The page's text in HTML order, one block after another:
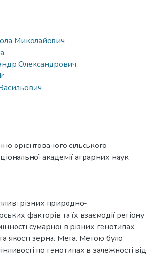
Миколайович
Олександрович
орієнтованого сільського
академії аграрних наук
різних природно-
факторів та їх взаємодії регіону
сумарної в різних генотипах
якості зерна. Мета. Метою було
по генотипах в залежності від